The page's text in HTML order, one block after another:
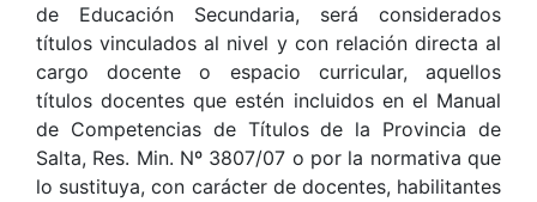
de Educación Secundaria, será considerados
títulos vinculados al nivel y con relación directa al
cargo docente o espacio curricular, aquellos
títulos docentes que estén incluidos en el Manual
de Competencias de Títulos de la Provincia de
Salta, Res. Min. Nº 3807/07 o por la normativa que
lo sustituya, con carácter de docentes, habilitantes